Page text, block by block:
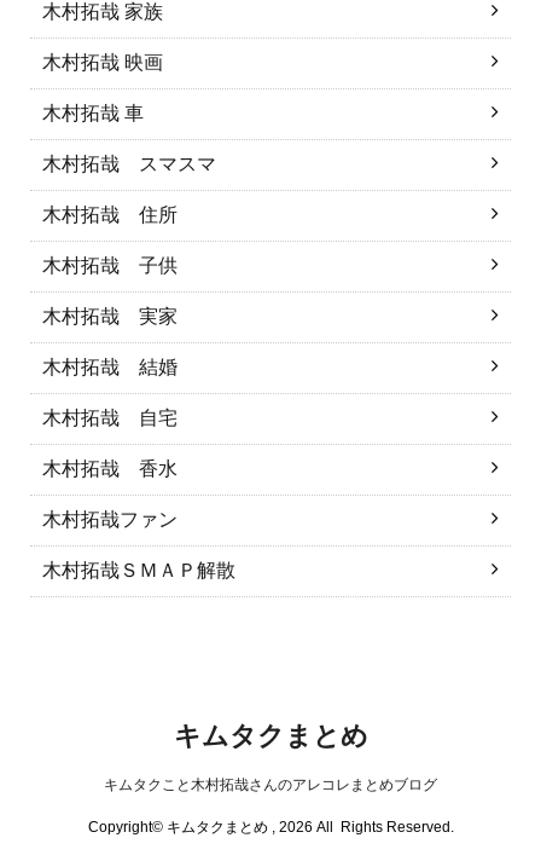
木村拓哉 家族
木村拓哉 映画
木村拓哉 車
木村拓哉 スマスマ
木村拓哉 住所
木村拓哉 子供
木村拓哉 実家
木村拓哉 結婚
木村拓哉 自宅
木村拓哉 香水
木村拓哉ファン
木村拓哉ＳＭＡＰ解散
キムタクまとめ
キムタクこと木村拓哉さんのアレコレまとめブログ
Copyright© キムタクまとめ , 2026 All Rights Reserved.